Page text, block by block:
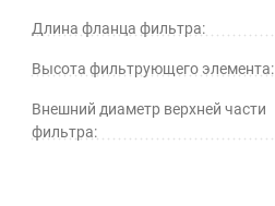
Длина фланца фильтра:
Высота фильтрующего элемента:
Внешний диаметр верхней части
фильтра: